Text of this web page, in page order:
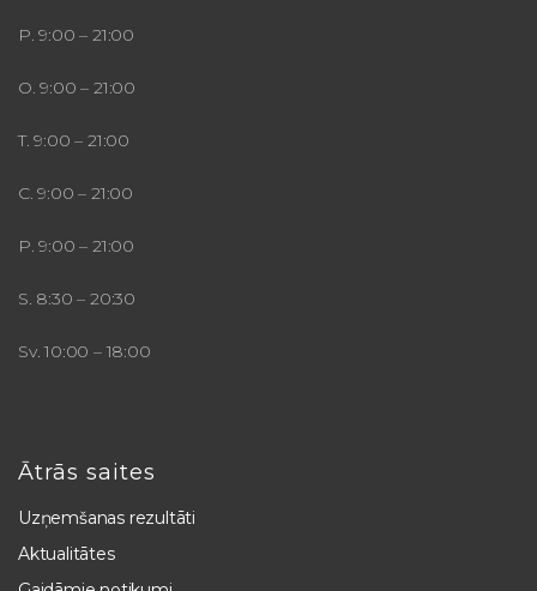
P. 9:00 – 21:00
O. 9:00 – 21:00
T. 9:00 – 21:00
C. 9:00 – 21:00
P. 9:00 – 21:00
S. 8:30 – 20:30
Sv. 10:00 – 18:00
Ātrās saites
Uzņemšanas rezultāti
Aktualitātes